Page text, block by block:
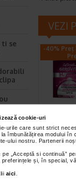
cookie-uri
urile care sunt strict
îmbunătățirea modului
ului nostru. Partenerii
pe „Acceptă si continuă”
preferințele și, în special,
aici
VEZI
-40%
Crema
intens
50 ml,
Gerovital
FP10
ti se